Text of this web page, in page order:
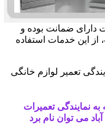
ضمانت بوده و
از این خدمات استفاده
تعمیر لوازم خانگی
نمایندگی تعمیرات
می توان نام برد